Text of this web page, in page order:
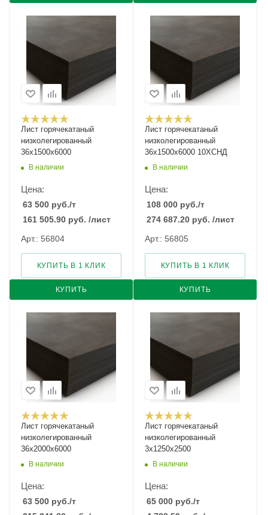
Лист горячекатаный
низколегированный
36х1500х6000
В наличии
Цена:
63 500 руб./т
161 505.90 руб. /лист
Арт.: 56804
КУПИТЬ
КУПИТЬ В 1 КЛИК
Лист горячекатаный
низколегированный
36х1500х6000 10ХСНД
В наличии
Цена:
108 000 руб./т
274 687.20 руб. /лист
Арт.: 56805
КУПИТЬ
КУПИТЬ В 1 КЛИК
Лист горячекатаный
низколегированный
36х2000х6000
В наличии
Цена:
63 500 руб./т
Лист горячекатаный
низколегированный
3х1250х2500
В наличии
Цена:
65 000 руб./т